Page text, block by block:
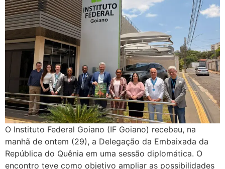
O Instituto Federal Goiano (IF Goiano) recebeu, na
manhã de ontem (29), a Delegação da Embaixada da
República do Quênia em uma sessão diplomática. O
encontro teve como objetivo ampliar as possibilidades